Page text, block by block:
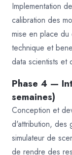
Implementation
calibration des
mise en place du
technique et
data scientists et
Phase 4 —
semaines)
Conception et
d'attribution, des
simulateur de
de rendre des